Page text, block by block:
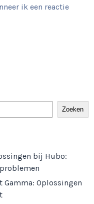
ik een reactie
Zoeken
bij Hubo:
Oplossingen